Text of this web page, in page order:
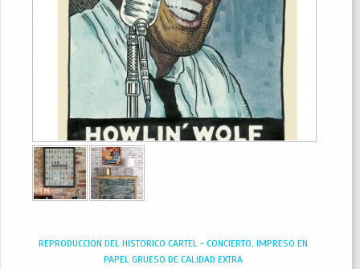
REPRODUCCION DEL HISTORICO CARTEL - CONCIERTO, IMPRESO EN
PAPEL GRUESO DE CALIDAD EXTRA